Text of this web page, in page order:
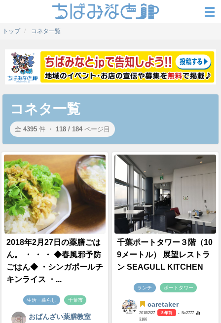
トップ コネタ一覧
コネタ一覧
全 4395 件 ・ 118 / 184 ページ目
2018年2月27日の薬膳ごは
ん。 ・ ・ ・ ◆春風邪予防
ごはん◆ ・シンガポールチ
キンライス ・...
生活・暮らし 千葉市
おばんざい薬膳教室
千葉ポートタワー３階（10
9メートル） 展望レストラ
ン SEAGULL KITCHEN
ランチ ポートタワー
caretaker
2018/2/27 8 年前
- №2777
3186